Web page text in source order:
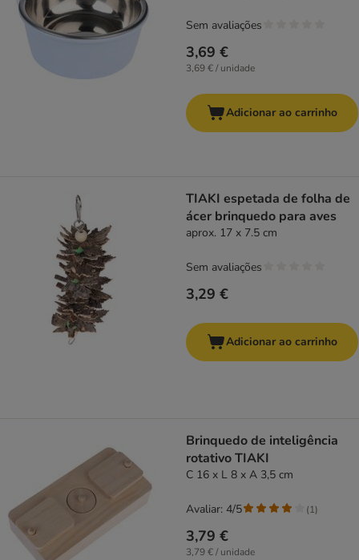
3,69 €
3,69 € / unidade
Sem avaliações
Adicionar ao carrinho
TIAKI espetada de folha de
ácer brinquedo para aves
aprox. 17 x 7.5 cm
3,29 €
Sem avaliações
Adicionar ao carrinho
Brinquedo de inteligência
rotativo TIAKI
C 16 x L 8 x A 3,5 cm
3,79 €
3,79 € / unidade
Avaliar: 4/5 (1)